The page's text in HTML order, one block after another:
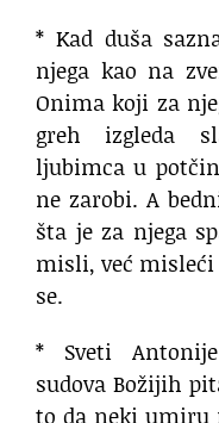
* Kad duša
njega kao na
Onima koji za
greh izgleda
ljubimca u
ne zarobi. A
šta je za njega
misli, već misleći
se.
* Sveti
sudova Božijih
to da neki umiru